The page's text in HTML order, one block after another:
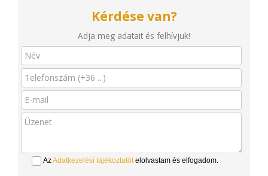
Kérdése van?
Adja meg adatait és felhívjuk!
AzAdatkezelési tájékoztatótelolvastam és elfogadom.